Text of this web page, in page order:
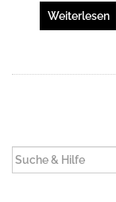
Weiterlesen
SUCHEN
NACH: